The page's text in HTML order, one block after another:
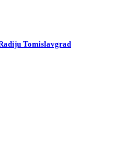
Tomislavgrad